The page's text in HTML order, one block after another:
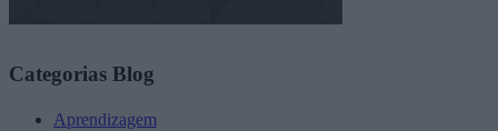
Categorias Blog
Aprendizagem